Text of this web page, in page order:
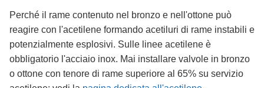
Perché il rame contenuto nel bronzo e nell'ottone può
reagire con l'acetilene formando acetiluri di rame instabili e
potenzialmente esplosivi. Sulle linee acetilene è
obbligatorio l'acciaio inox. Mai installare valvole in bronzo
o ottone con tenore di rame superiore al 65% su servizio